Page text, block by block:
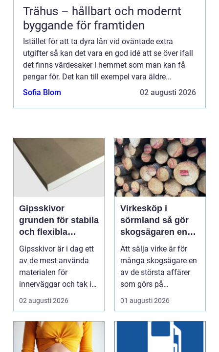
Trähus – hållbart och modernt
byggande för framtiden
Istället för att ta dyra lån vid oväntade extra
utgifter så kan det vara en god idé att se över ifall
det finns värdesaker i hemmet som man kan få
pengar för. Det kan till exempel vara äldre...
Sofia Blom
02 augusti 2026
Gipsskivor
grunden för stabila
och flexibla
innerväggar
Gipsskivor är i dag ett
av de mest använda
materialen för
innerväggar och tak i
både bostäder och of...
02 augusti 2026
Virkesköp i
sörmland så gör
skogsägaren en
trygg och lönsam
affär
Att sälja virke är för
många skogsägare en
av de största affärer
som görs på
fastigheten. Samtidigt
01 augusti 2026